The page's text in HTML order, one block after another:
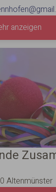
anzeigen
Altenmünster